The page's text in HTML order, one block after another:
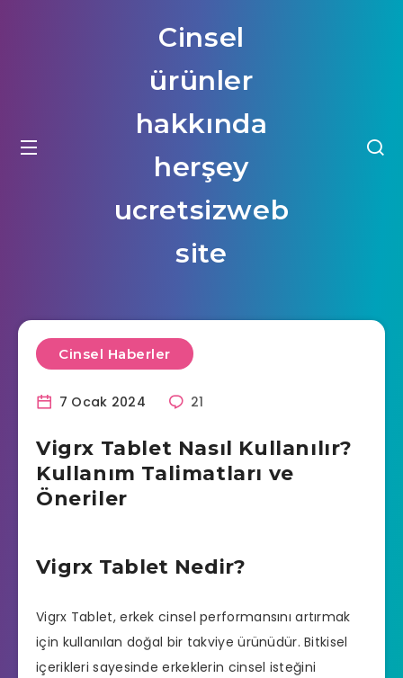
Cinsel
ürünler
hakkında
herşey
ucretsizweb
site
Cinsel Haberler
7 Ocak 2024 21
Vigrx Tablet Nasıl Kullanılır?
Kullanım Talimatları ve
Öneriler
Vigrx Tablet Nedir?
Vigrx Tablet, erkek cinsel performansını artırmak
için kullanılan doğal bir takviye ürünüdür. Bitkisel
içerikleri sayesinde erkeklerin cinsel isteğini